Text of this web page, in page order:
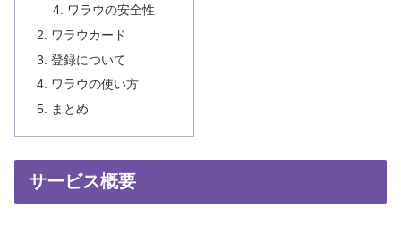
ワラウの安全性
ワラウカード
登録について
ワラウの使い方
まとめ
サービス概要